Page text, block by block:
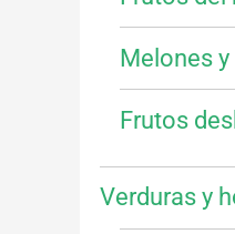
Melones
Frutos
Verduras y